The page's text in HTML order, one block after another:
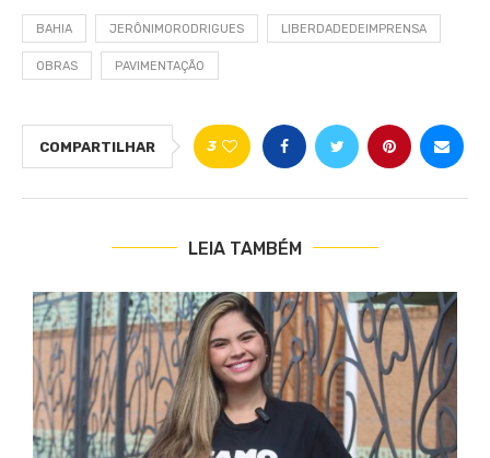
BAHIA JERÔNIMORODRIGUES LIBERDADEDEIMPRENSA
OBRAS PAVIMENTAÇÃO
COMPARTILHAR 3
LEIA TAMBÉM